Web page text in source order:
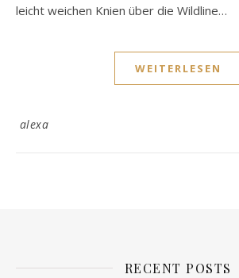
leicht weichen Knien über die Wildline…
WEITERLESEN
alexa
RECENT POSTS